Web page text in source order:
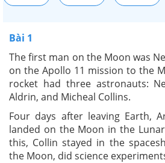
Bài 1
The first man on the Moon was
on the Apollo 11 mission to the
rocket had three astronauts:
Aldrin, and Micheal Collins.
Four days after leaving Earth,
landed on the Moon in the
this, Collin stayed in the
the Moon, did science